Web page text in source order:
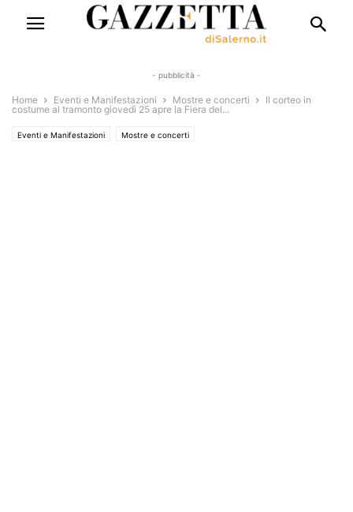
- pubblicità -
Home Eventi e Manifestazioni Mostre e concerti
Il corteo in
costume al tramonto giovedì 25 apre la Fiera del...
Eventi e Manifestazioni Mostre e concerti